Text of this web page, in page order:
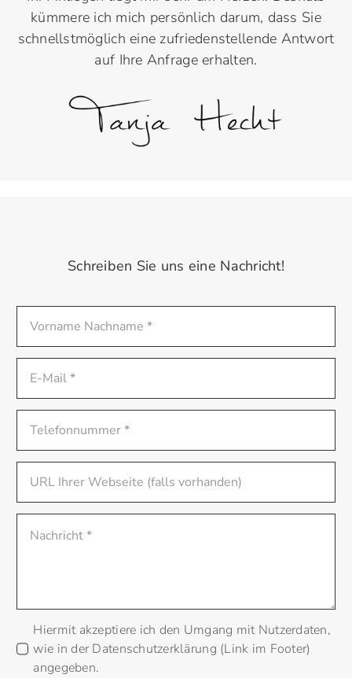
kümmere ich mich persönlich darum, dass Sie
schnellstmöglich eine zufriedenstellende Antwort
auf Ihre Anfrage erhalten.
Schreiben Sie uns eine Nachricht!
Hiermit akzeptiere ich den Umgang mit Nutzerdaten,
wie in der Datenschutzerklärung (Link im Footer)
angegeben.